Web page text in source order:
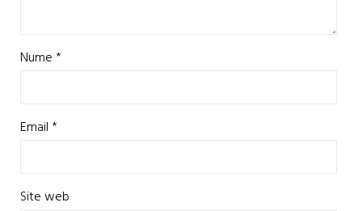
Nume*
Email*
Site web